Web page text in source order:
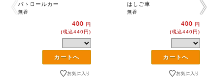
パトロールカー
無香
400 円
(税込440円)
はしご車
無香
400 円
(税込440円)